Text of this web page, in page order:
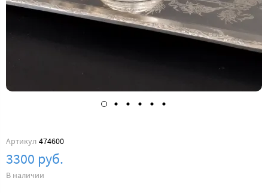
Артикул 474600
3300 руб.
В наличии